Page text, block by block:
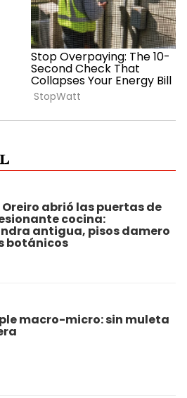
abrió las puertas de
cocina:
antigua, pisos damero
botánicos
macro-micro: sin muleta